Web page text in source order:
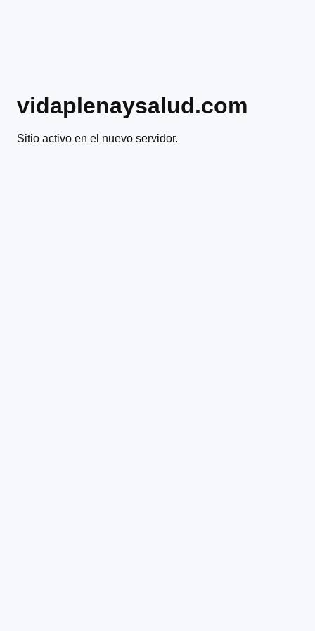
vidaplenaysalud.com
Sitio activo en el nuevo servidor.